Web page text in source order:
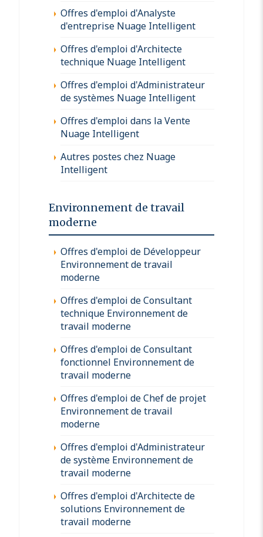
Offres d'emploi d'Analyste
d'entreprise Nuage Intelligent
Offres d'emploi d'Architecte
technique Nuage Intelligent
Offres d'emploi d'Administrateur
de systèmes Nuage Intelligent
Offres d'emploi dans la Vente
Nuage Intelligent
Autres postes chez Nuage
Intelligent
Environnement de travail
moderne
Offres d'emploi de Développeur
Environnement de travail
moderne
Offres d'emploi de Consultant
technique Environnement de
travail moderne
Offres d'emploi de Consultant
fonctionnel Environnement de
travail moderne
Offres d'emploi de Chef de projet
Environnement de travail
moderne
Offres d'emploi d'Administrateur
de système Environnement de
travail moderne
Offres d'emploi d'Architecte de
solutions Environnement de
travail moderne